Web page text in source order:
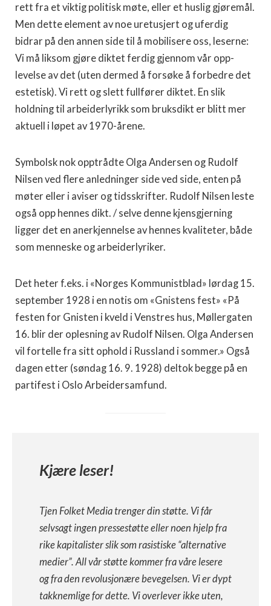
rett fra et viktig politisk møte, eller et huslig gjøremål.
Men dette element av noe uretusjert og uferdig
bidrar på den annen side til å mobilisere oss, leserne:
Vi må liksom gjøre diktet ferdig gjennom vår opp­
levelse av det (uten dermed å forsøke å forbedre det
estetisk). Vi rett og slett fullfører diktet. En slik
holdning til arbeiderlyrikk som bruksdikt er blitt mer
aktuell i løpet av 1970-årene.
Symbolsk nok opptrådte Olga Andersen og Rudolf
Nilsen ved flere anledninger side ved side, enten på
møter eller i aviser og tidsskrifter. Rudolf Nilsen leste
også opp hennes dikt. / selve denne kjensgjerning
ligger det en anerkjennelse av hennes kvaliteter, både
som menneske og arbeiderlyriker.
Det heter f.eks. i «Norges Kommunistblad» lørdag 15.
sep­tember 1928 i en notis om «Gnistens fest» «På
festen for Gnisten i kveld i Venstres hus, Møllergaten
16. blir der oplesning av Rudolf Nilsen. Olga Andersen
vil fortelle fra sitt ophold i Russland i sommer.» Også
dagen etter (søndag 16. 9. 1928) deltok begge på en
partifest i Oslo Arbeidersamfund.
Kjære leser!
Tjen Folket Media trenger din støtte. Vi får
selvsagt ingen pressestøtte eller noen hjelp fra
rike kapitalister slik som rasistiske “alternative
medier”. All vår støtte kommer fra våre lesere
og fra den revolusjonære bevegelsen. Vi er dypt
takknemlige for dette. Vi overlever ikke uten,